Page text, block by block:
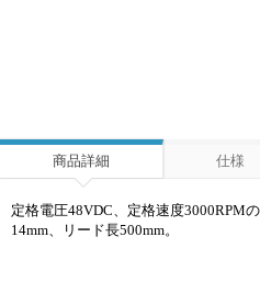
商品詳細 仕様
定格電圧48VDC、定格速度3000RPM
14mm、リード長500mm。